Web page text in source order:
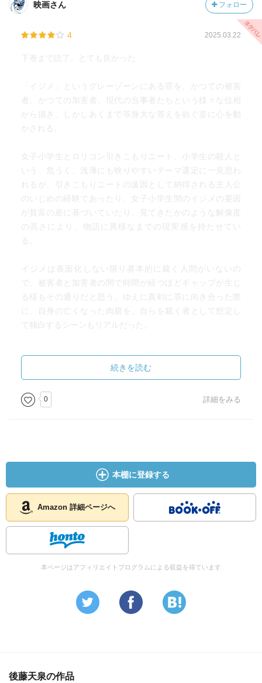
映画さん フォロー
4 2025.03.22
下巻まで読了。とても良かった
「イジメ」というグレーゾーンにある罪を、かつての被害
者、かつての加害者、現代の当事者たちという様々な位相
から描き、しかしあくまで等身大な答えを紡ぐ姿に心を動
かされる。
女子小学生とロリコン引きこもりニート、小学生の殺人と
いう、危うく、浅薄にも映りやすいテーマ選定に一見思わ
れるが、引きこもりニートの遠因として納得される主人公
のいじめの経験であったり、女子小学生間のイジメの要因
が貧富の差に基づいていたり、見てきたかのような解像度
の高さにより、物語に異様なまでの現実感を持たせてい
る。
イジメは表面化しない限り基本的に裁く人間がいないの
で、被害者と加害者の間で時間が経つほどギャップが生じ
る様もその通りだと思う。ゆえに真剣に罪に向き合った際
に、自身の亡くなった肉親を、自らを裁く者として想定し
て独白するシーンもリアルだった。
狂わされた「イジメ」に対して、最終的に「罪を憎んで人
を憎まず」にたどり着く主人公の様にとても共感した。
引きこもりの子どもを抱える親の役割も非常にリアル。母
少しずつ使おうと思った、のところが
続きを読む
0 詳細をみる
本棚に登録する
Amazon 詳細ページへ
本ページはアフィリエイトプログラムによる収益を得ています
後藤天泉の作品